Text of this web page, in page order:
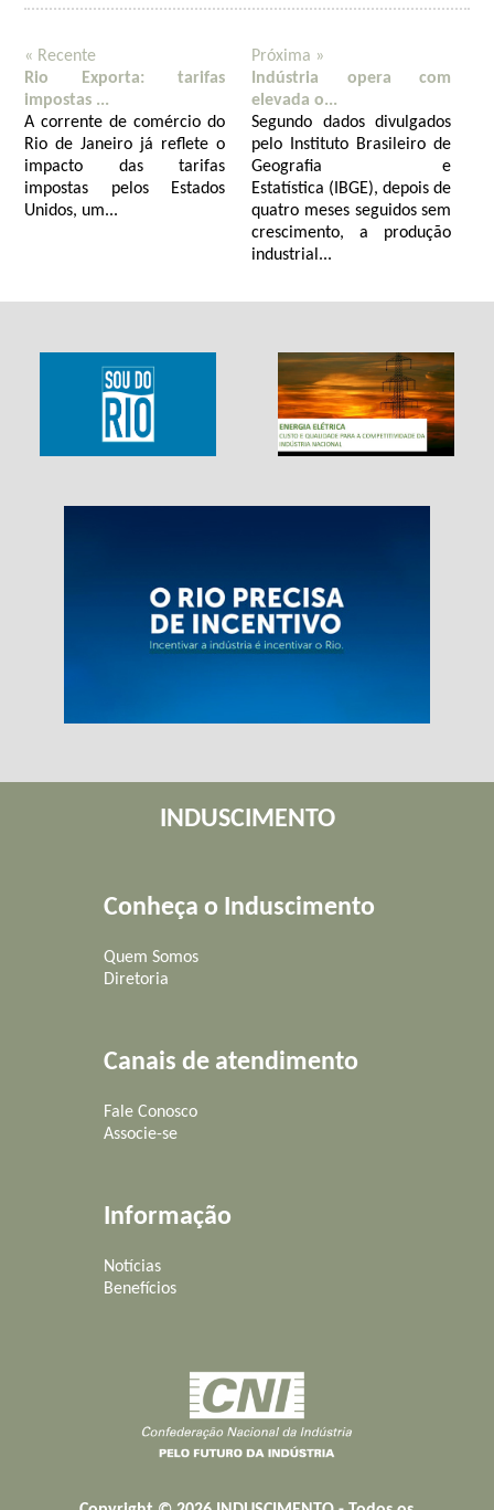
« Recente
Rio Exporta: tarifas
impostas ...
A corrente de comércio do
Rio de Janeiro já reflete o
impacto das tarifas
impostas pelos Estados
Unidos, um...
Próxima »
Indústria opera com
elevada o...
Segundo dados divulgados
pelo Instituto Brasileiro de
Geografia e
Estatística (IBGE), depois de
quatro meses seguidos sem
crescimento, a produção
industrial...
INDUSCIMENTO
Conheça o Induscimento
Quem Somos
Diretoria
Canais de atendimento
Fale Conosco
Associe-se
Informação
Notícias
Benefícios